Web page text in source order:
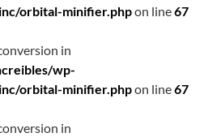
orbital-minifier.phpon line67
in
wp-
orbital-minifier.phpon line67
in